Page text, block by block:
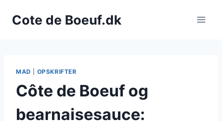
Cote de Boeuf.dk
MAD OPSKRIFTER
Côte de Boeuf og
bearnaisesauce: